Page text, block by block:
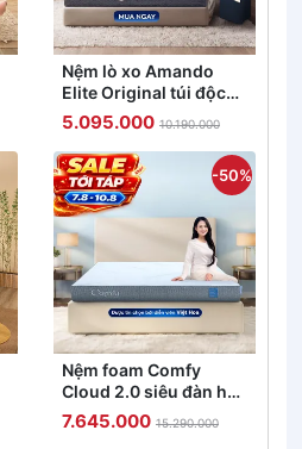
Nệm lò xo Amando
Elite Original túi độc
lập tiêu chuẩn khách
sạn 5 sao dày 23cm
5.095.000 10.190.000
-50%
Nệm foam Comfy
Cloud 2.0 siêu đàn hồi
dày 15cm
7.645.000 15.290.000